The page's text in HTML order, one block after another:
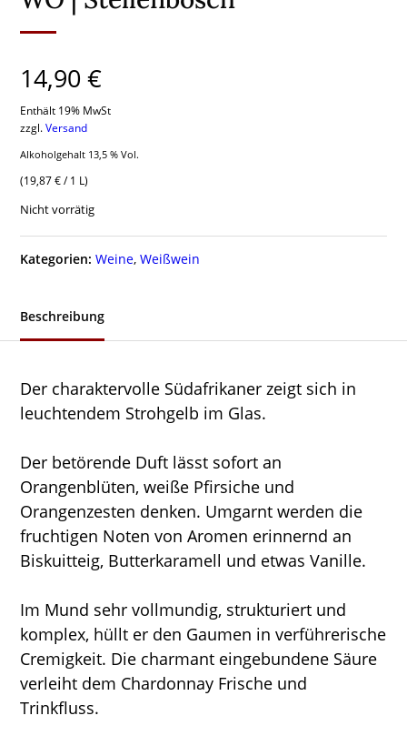
14,90€
Enthält 19% MwSt
(19,87€/ 1 L)
Alkoholgehalt 13,5 % Vol.
zzgl.Versand
Nicht vorrätig
Kategorien: Weine,Weißwein
Beschreibung
Der charaktervolle Südafrikaner zeigt sich in
leuchtendem Strohgelb im Glas.
Der betörende Duft lässt sofort an
Orangenblüten, weiße Pfirsiche und
Orangenzesten denken. Umgarnt werden die
fruchtigen Noten von Aromen erinnernd an
Biskuitteig, Butterkaramell und etwas Vanille.
Im Mund sehr vollmundig, strukturiert und
komplex, hüllt er den Gaumen in verführerische
Cremigkeit. Die charmant eingebundene Säure
verleiht dem Chardonnay Frische und
Trinkfluss.